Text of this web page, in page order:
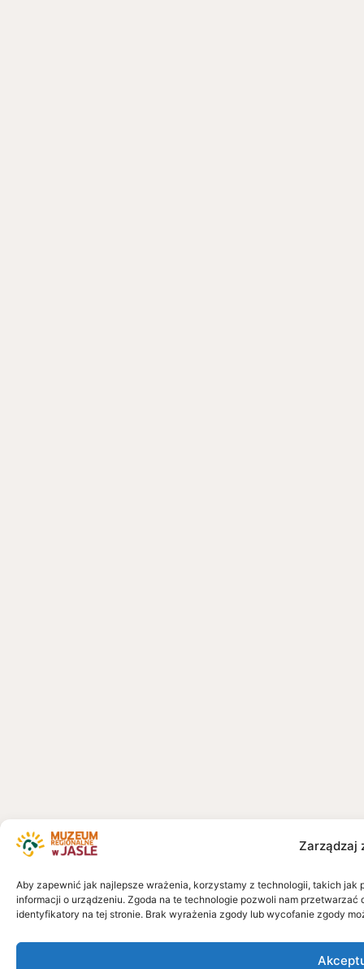
Zarządzaj
Aby zapewnić jak najlepsze wrażenia, korzystamy z technologii, takich
informacji o urządzeniu. Zgoda na te technologie pozwoli nam
identyfikatory na tej stronie. Brak wyrażenia zgody lub wycofanie zgody